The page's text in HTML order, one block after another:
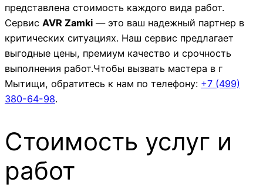
представлена стоимость каждого вида работ.
Сервис AVR Zamki — это ваш надежный партнер в
критических ситуациях. Наш сервис предлагает
выгодные цены, премиум качество и срочность
выполнения работ.Чтобы вызвать мастера в г
Мытищи, обратитесь к нам по телефону: +7 (499)
380-64-98.
Стоимость услуг и
работ